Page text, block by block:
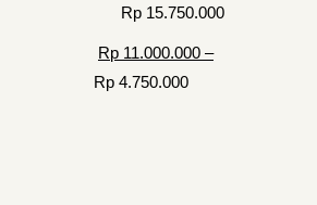
Rp 15.750.000
Rp 11.000.000 –
Rp 4.750.000